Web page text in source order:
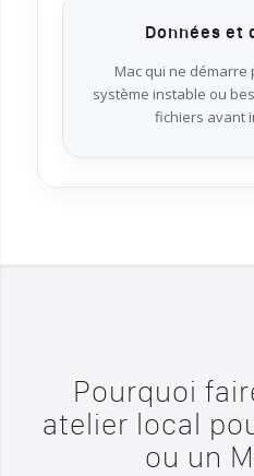
Données et
Mac qui ne démarre
système instable ou
fichiers avant
Pourquoi
atelier local
ou un